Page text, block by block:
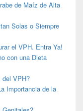
de Maíz de Alta
Solas o Siempre
el VPH. Entra Ya!
con una Dieta
del VPH?
Importancia de la